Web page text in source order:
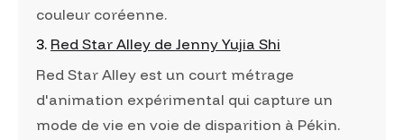
couleur coréenne.
3. Red Star Alley de Jenny Yujia Shi
Red Star Alley est un court métrage
d'animation expérimental qui capture un
mode de vie en voie de disparition à Pékin.